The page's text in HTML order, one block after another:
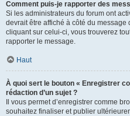
Comment puis-je rapporter des
Si les administrateurs du forum ont
devrait être affiché à côté du message
cliquant sur celui-ci, vous trouverez
rapporter le message.
Haut
À quoi sert le bouton « Enregistrer
rédaction d’un sujet ?
Il vous permet d’enregistrer comme
souhaitez finaliser et publier